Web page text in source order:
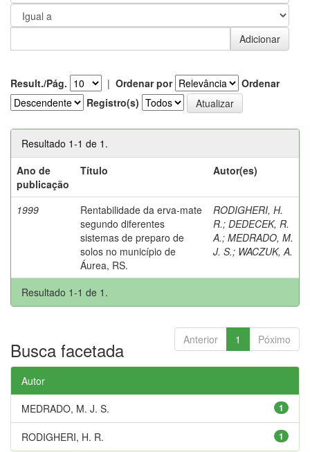
Result./Pág. | Ordenar por
Ordenar
Registro(s)
Resultado 1-1 de 1.
Ano de
publicação
Título Autor(es)
1999
Rentabilidade da erva-mate
segundo diferentes
sistemas de preparo de
solos no município de
Áurea, RS.
RODIGHERI, H.
R.; DEDECEK, R.
A.; MEDRADO, M.
J. S.; WACZUK, A.
Resultado 1-1 de 1.
Anterior 1 Póximo
Busca facetada
Autor
1
MEDRADO, M. J. S.
1
RODIGHERI, H. R.